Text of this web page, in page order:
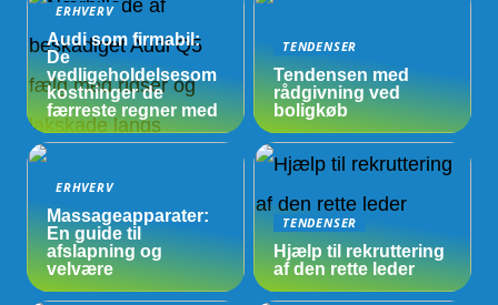
ERHVERV
Audi som firmabil:
De
vedligeholdelsesom
kostninger de
færreste regner med
TENDENSER
Tendensen med
rådgivning ved
boligkøb
ERHVERV
Massageapparater:
En guide til
afslapning og
velvære
TENDENSER
Hjælp til rekruttering
af den rette leder